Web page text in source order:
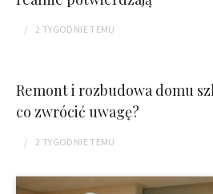
2 TYGODNIE TEMU
Remont i rozbudowa domu
co zwrócić uwagę?
2 TYGODNIE TEMU